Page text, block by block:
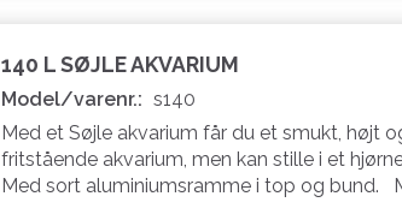
140 L SØJLE AKVARIUM
Model/varenr.: s140
Med et Søjle akvarium får du et smukt, højt
fritstående akvarium, men kan stille i et
Med sort aluminiumsramme i top og bund.